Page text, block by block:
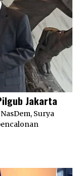
Jakarta
Surya